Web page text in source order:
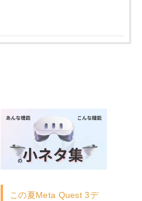
この夏Meta Quest 3デ